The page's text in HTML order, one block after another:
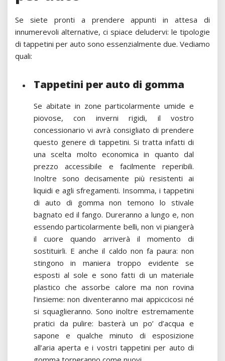
Se siete pronti a prendere appunti in attesa di
innumerevoli alternative, ci spiace deludervi: le tipologie
di tappetini per auto sono essenzialmente due. Vediamo
quali:
Tappetini per auto di gomma
Se abitate in zone particolarmente umide e
piovose, con inverni rigidi, il vostro
concessionario vi avrà consigliato di prendere
questo genere di tappetini. Si tratta infatti di
una scelta molto economica in quanto dal
prezzo accessibile e facilmente reperibili.
Inoltre sono decisamente più resistenti ai
liquidi e agli sfregamenti. Insomma, i tappetini
di auto di gomma non temono lo stivale
bagnato ed il fango. Dureranno a lungo e, non
essendo particolarmente belli, non vi piangerà
il cuore quando arriverà il momento di
sostituirli. E anche il caldo non fa paura: non
stingono in maniera troppo evidente se
esposti al sole e sono fatti di un materiale
plastico che assorbe calore ma non rovina
l’insieme: non diventeranno mai appiccicosi né
si squaglieranno. Sono inoltre estremamente
pratici da pulire: basterà un po’ d’acqua e
sapone e qualche minuto di esposizione
all’aria aperta e i vostri tappetini per auto di